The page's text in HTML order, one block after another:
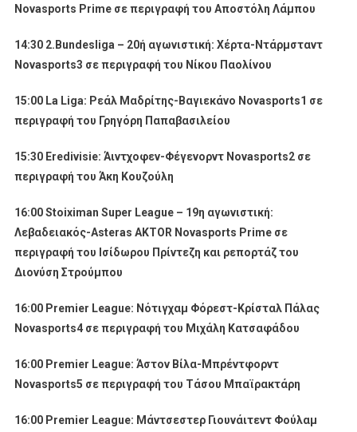
Novasports Prime σε περιγραφή του Αποστόλη Λάμπου
14:30 2.Bundesliga – 20ή αγωνιστική: Χέρτα-Ντάρμσταντ
Novasports3 σε περιγραφή του Νίκου Παολίνου
15:00 La Liga: Ρεάλ Μαδρίτης-Βαγιεκάνο Novasports1 σε
περιγραφή του Γρηγόρη Παπαβασιλείου
15:30 Eredivisie: Άιντχοφεν-Φέγενορντ Novasports2 σε
περιγραφή του Άκη Κουζούλη
16:00Stoiximan Super League– 19η αγωνιστική:
Λεβαδειακός-Asteras AKTOR Novasports Primeσε
περιγραφή του Ισίδωρου Πρίντεζη και ρεπορτάζ του
Διονύση Στρούμπου
16:00 Premier League: Νότιγχαμ Φόρεστ-Κρίσταλ Πάλας
Novasports4 σε περιγραφή του Μιχάλη Κατσαφάδου
16:00 Premier League: Άστον Βίλα-Μπρέντφορντ
Novasports5 σε περιγραφή του Τάσου Μπαϊρακτάρη
16:00 Premier League: Μάντσεστερ Γιουνάιτεντ Φούλαμ